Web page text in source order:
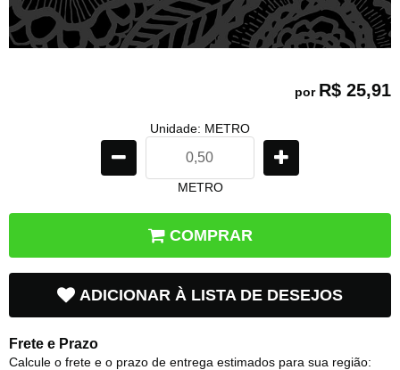
por R$ 25,91
Unidade: METRO
METRO
COMPRAR
ADICIONAR À LISTA DE DESEJOS
Frete e Prazo
Calcule o frete e o prazo de entrega estimados para sua região: